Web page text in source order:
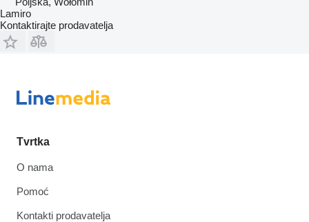
Lamiro
Kontaktirajte prodavatelja
Tvrtka
O nama
Pomoć
Kontakti prodavatelja